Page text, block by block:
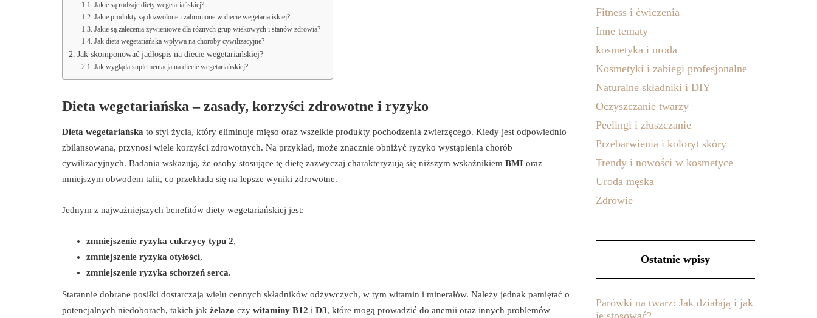
Jakie są rodzaje diety wegetariańskiej?
Jakie produkty są dozwolone i zabronione w diecie wegetariańskiej?
Jakie są zalecenia żywieniowe dla różnych grup wiekowych i stanów zdrowia?
Jak dieta wegetariańska wpływa na choroby cywilizacyjne?
Jak skomponować jadłospis na diecie wegetariańskiej?
Jak wygląda suplementacja na diecie wegetariańskiej?
Dieta wegetariańska – zasady, korzyści zdrowotne i ryzyko
Dieta wegetariańska to styl życia, który eliminuje mięso oraz wszelkie produkty pochodzenia zwierzęcego. Kiedy jest odpowiednio
zbilansowana, przynosi wiele korzyści zdrowotnych. Na przykład, może znacznie obniżyć ryzyko wystąpienia chorób
cywilizacyjnych. Badania wskazują, że osoby stosujące tę dietę zazwyczaj charakteryzują się niższym wskaźnikiem BMI oraz
mniejszym obwodem talii, co przekłada się na lepsze wyniki zdrowotne.
Jednym z najważniejszych benefitów diety wegetariańskiej jest:
zmniejszenie ryzyka cukrzycy typu 2,
zmniejszenie ryzyka otyłości,
zmniejszenie ryzyka schorzeń serca.
Starannie dobrane posiłki dostarczają wielu cennych składników odżywczych, w tym witamin i minerałów. Należy jednak pamiętać o
potencjalnych niedoborach, takich jak żelazo czy witaminy B12 i D3, które mogą prowadzić do anemii oraz innych problemów
Fitness i ćwiczenia
Inne tematy
kosmetyka i uroda
Kosmetyki i zabiegi profesjonalne
Naturalne składniki i DIY
Oczyszczanie twarzy
Peelingi i złuszczanie
Przebarwienia i koloryt skóry
Trendy i nowości w kosmetyce
Uroda męska
Zdrowie
Ostatnie wpisy
Parówki na twarz: Jak działają i jak
je stosować?